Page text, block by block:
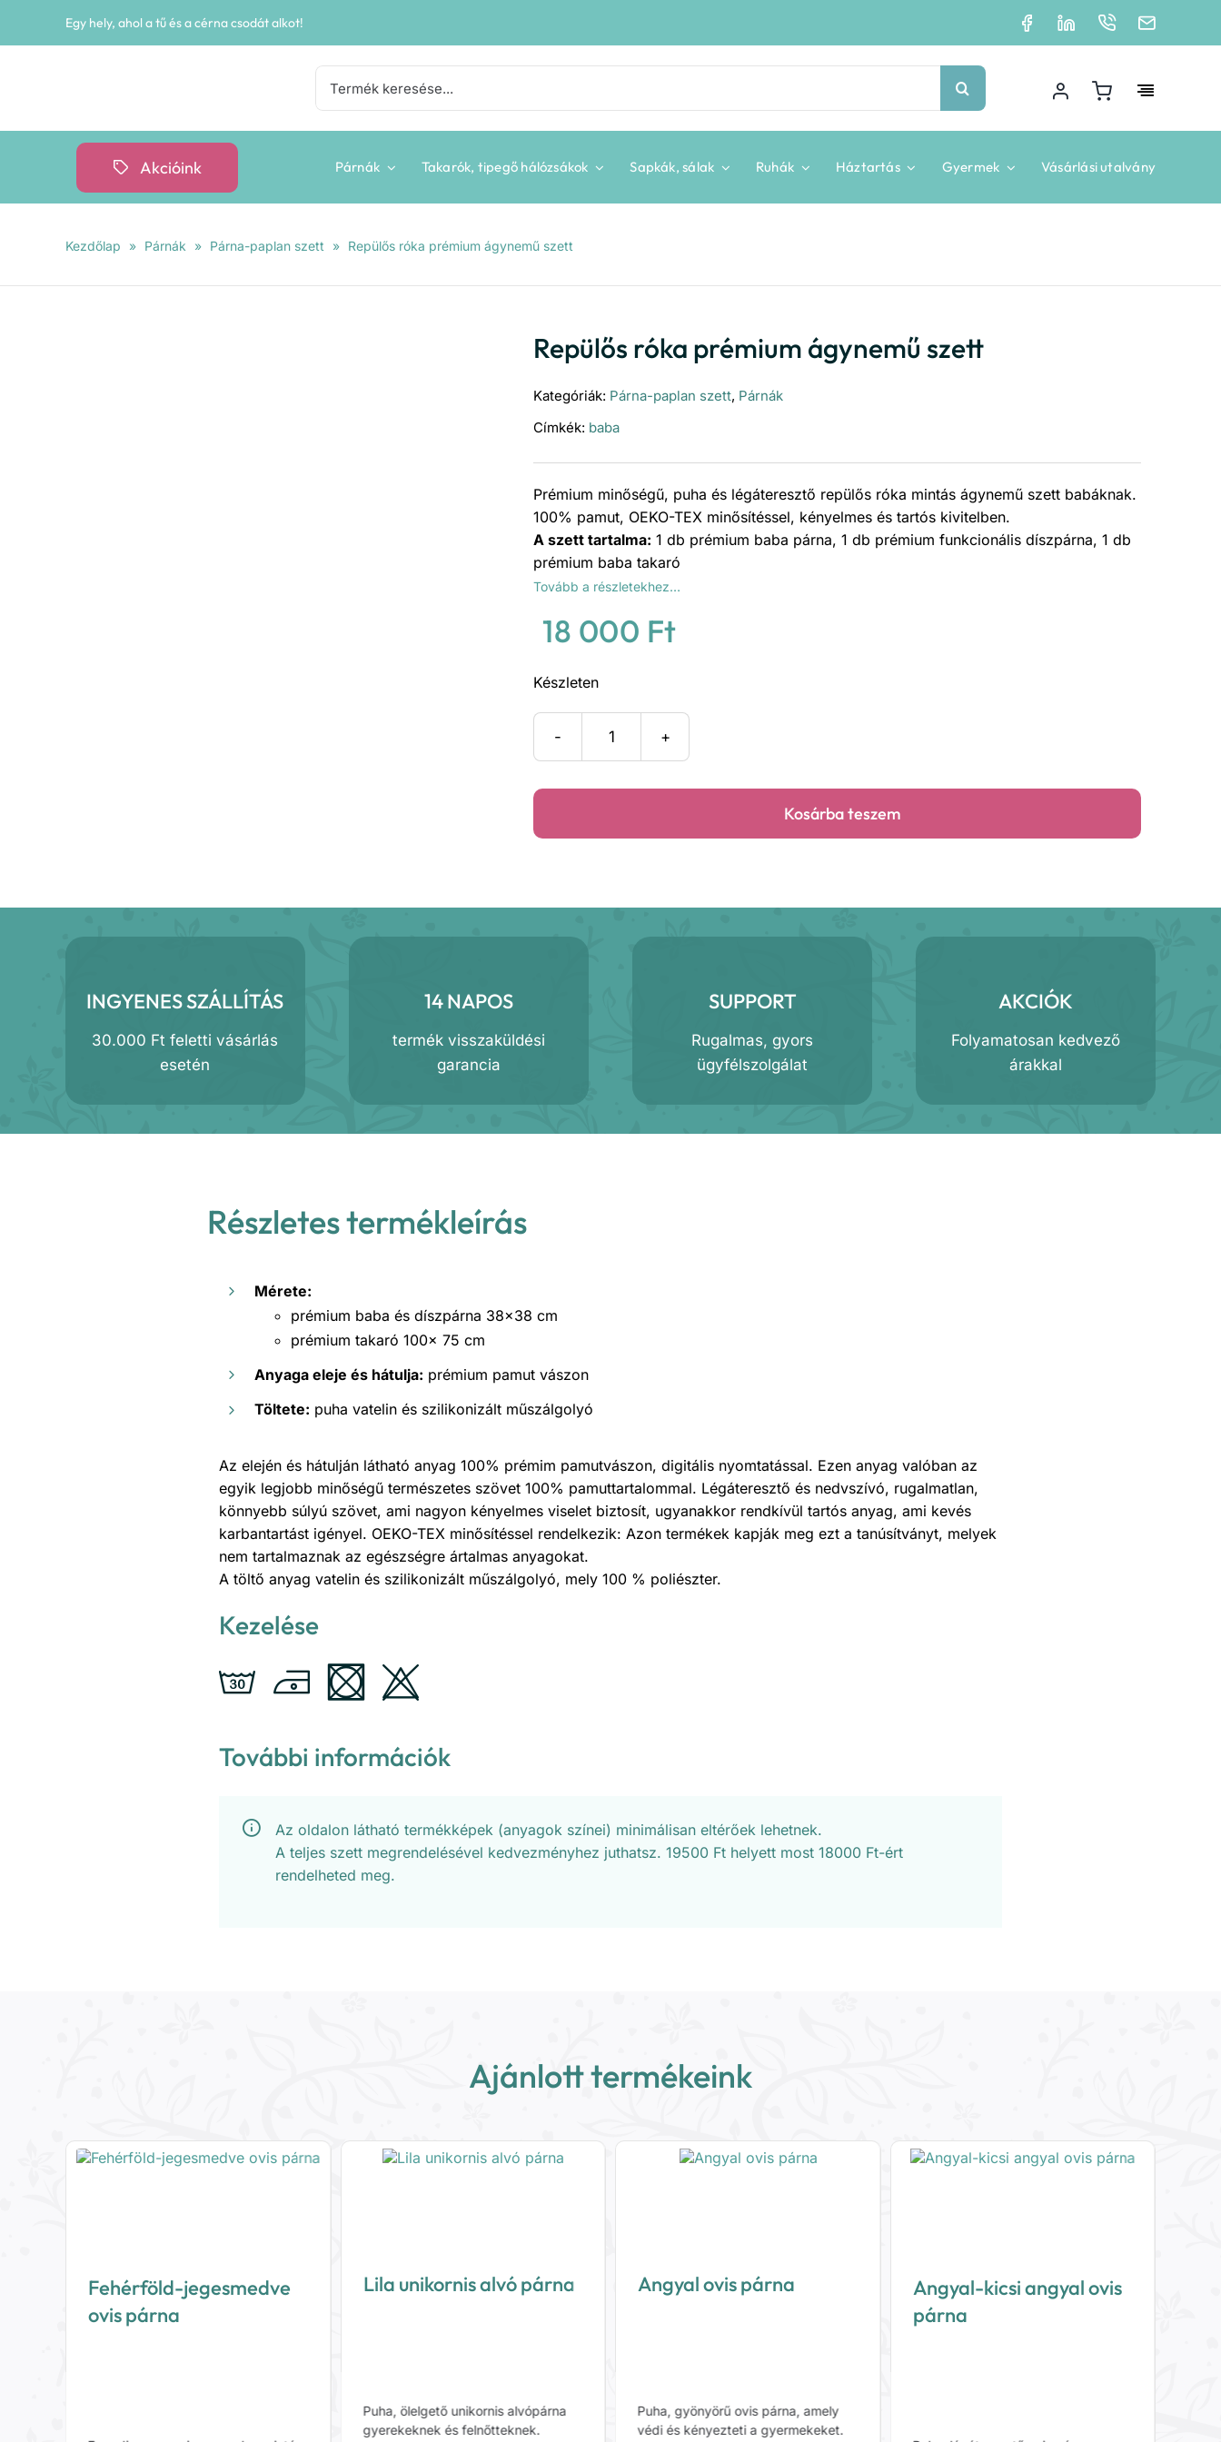
Egy hely, ahol a tű és a cérna csodát alkot!
Keresés...
Akcióink Párnák Takarók, tipegő hálózsákok Sapkák, sálak Ruhák Háztartás Gyermek Vásárlási utalvány
Kezdőlap » Párnák » Párna-paplan szett » Repülős róka prémium ágynemű szett
Repülős róka prémium ágynemű szett
Kategóriák: Párna-paplan szett, Párnák
Címkék: baba
Prémium minőségű, puha és légáteresztő repülős róka mintás ágynemű szett babáknak.
100% pamut, OEKO-TEX minősítéssel, kényelmes és tartós kivitelben.
A szett tartalma: 1 db prémium baba párna, 1 db prémium funkcionális díszpárna, 1 db
prémium baba takaró
Tovább a részletekhez…
18 000 Ft
Készleten
Repülős
Kosárba teszem
INGYENES SZÁLLÍTÁS
30.000 Ft feletti vásárlás
esetén
14 NAPOS
termék visszaküldési
garancia
SUPPORT
Rugalmas, gyors
ügyfélszolgálat
AKCIÓK
Folyamatosan kedvező
árakkal
Részletes termékleírás
Mérete:
prémium baba és díszpárna 38×38 cm
prémium takaró 100x 75 cm
Anyaga eleje és hátulja: prémium pamut vászon
Töltete: puha vatelin és szilikonizált műszálgolyó
Az elején és hátulján látható anyag 100% prémim pamutvászon, digitális nyomtatással. Ezen anyag valóban az
egyik legjobb minőségű természetes szövet 100% pamuttartalommal. Légáteresztő és nedvszívó, rugalmatlan,
könnyebb súlyú szövet, ami nagyon kényelmes viselet biztosít, ugyanakkor rendkívül tartós anyag, ami kevés
karbantartást igényel. OEKO-TEX minősítéssel rendelkezik: Azon termékek kapják meg ezt a tanúsítványt, melyek
nem tartalmaznak az egészségre ártalmas anyagokat.
A töltő anyag vatelin és szilikonizált műszálgolyó, mely 100 % poliészter.
Kezelése
További információk
Az oldalon látható termékképek (anyagok színei) minimálisan eltérőek lehetnek.
A teljes szett megrendelésével kedvezményhez juthatsz. 19500 Ft helyett most 18000 Ft-ért
rendelheted meg.
Ajánlott termékeink
Fehérföld-jegesmedve
ovis párna
Lila unikornis alvó párna
Puha, ölelgető unikornis alvópárna
gyerekeknek és felnőtteknek.
Angyal ovis párna
Puha, gyönyörű ovis párna, amely
védi és kényezteti a gyermekeket.
Angyal-kicsi angyal ovis
párna